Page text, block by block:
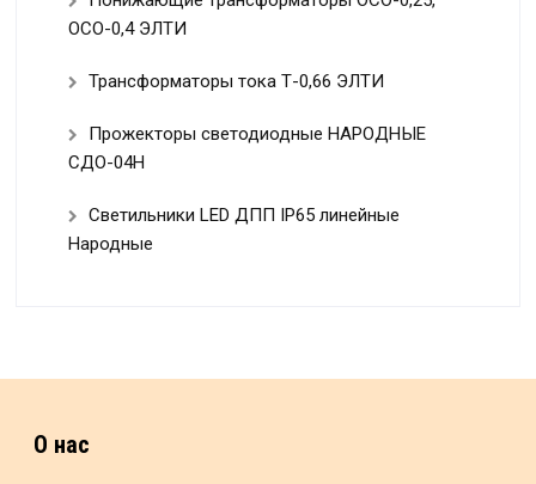
ОСО-0,4 ЭЛТИ
Трансформаторы тока Т-0,66 ЭЛТИ
Прожекторы светодиодные НАРОДНЫЕ
СДО-04Н
Светильники LED ДПП IP65 линейные
Народные
О нас